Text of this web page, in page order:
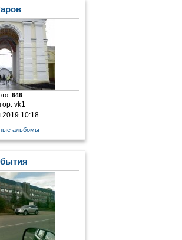
646
vk1
2019 10:18
альбомы